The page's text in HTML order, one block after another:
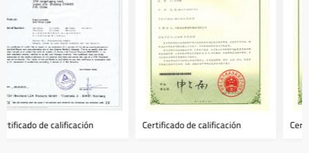
Certificado de calificación Certificado de calificación